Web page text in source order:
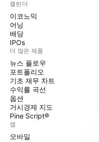
캘린더
이코노믹
어닝
배당
IPOs
더 많은 제품
뉴스 플로우
포트폴리오
기초 재무 차트
수익률 곡선
옵션
거시경제 지도
Pine Script®
앱
모바일